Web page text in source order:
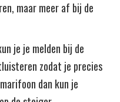
maar meer af bij de
je je melden bij de
zodat je precies
dan kun je